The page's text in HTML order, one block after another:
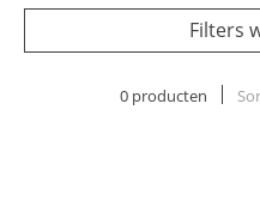
Filters
0 producten